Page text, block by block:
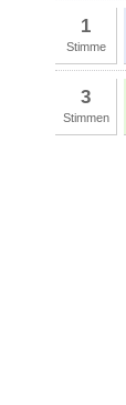
1
Stimme
3
Stimmen